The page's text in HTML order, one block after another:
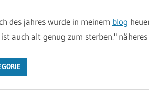
des jahres wurde in meinem blog
auch alt genug zum sterben."